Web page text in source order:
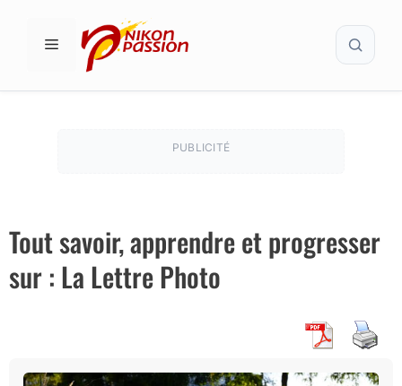
MENU
PUBLICITÉ
Tout savoir, apprendre et progresser
sur : La Lettre Photo